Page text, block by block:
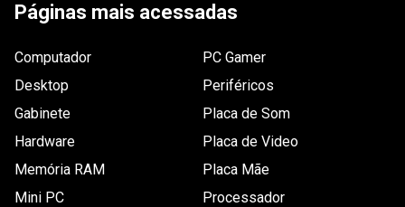
Páginas mais acessadas
Computador
Desktop
Gabinete
Hardware
Memória RAM
Mini PC
PC Gamer
Periféricos
Placa de Som
Placa de Video
Placa Mãe
Processador